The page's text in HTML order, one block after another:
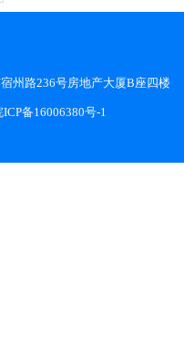
州路236号房地产大厦B座四楼
ICP备16006380号-1